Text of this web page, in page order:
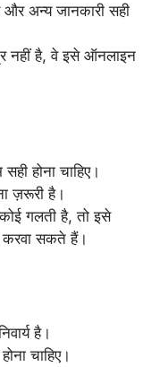
अन्य जानकारी सही
नहीं है, वे इसे ऑनलाइन
होना चाहिए।
ज़रूरी है।
गलती है, तो इसे
सकते हैं।
है।
चाहिए।